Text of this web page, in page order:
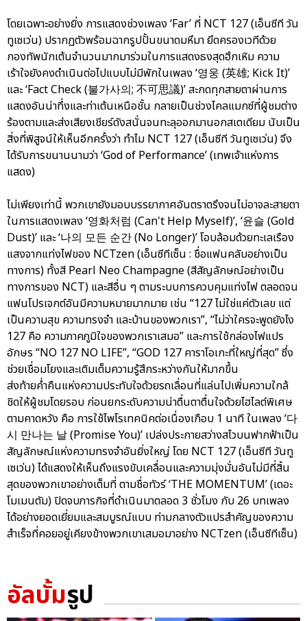
โดยเฉพาะอย่างยิ่ง การแสดงช่วงเพลง ‘Far’ ที่ NCT 127 (เอ็นซีที วัน
ทูเซเว่น) ปรากฏตัวพร้อมฉากรูปปั้นขนาดมหึมา ยึดครองเวทีด้วย
กองทัพนักเต้นจำนวนมากมาร่วมในการแสดงธงสุดฮึกเหิม ความ
เร้าใจยังคงดำเนินต่อไปแบบไม่มีพักในเพลง ‘영웅 (英雄; Kick It)’
และ ‘Fact Check (불가사의; 不可思議)’ สะกดทุกสายตาผ่านการ
แสดงอันน่าทึ่งและท่าเต้นเหนือชั้น กลายเป็นช่วงไคลแมกซ์ที่ผู้ชมต่าง
ร้องตามและส่งเสียงเชียร์ดังสนั่นจนทะลุออกมานอกสเตเดียม นับเป็น
สิ่งที่พิสูจน์ให้เห็นอีกครั้งว่า ทำไม NCT 127 (เอ็นซีที วันทูเซเว่น) จึง
ได้รับการขนานนามว่า ‘God of Performance’ (เทพเจ้าแห่งการ
แสดง)
ไม่เพียงเท่านี้ พวกเขายังมอบบรรยากาศอันตราตรึงจนไม่อาจละสายตา
ในการแสดงเพลง ‘영화처럼 (Can't Help Myself)’, ‘윤슬 (Gold
Dust)’ และ ‘나의 모든 순간 (No Longer)’ โอบล้อมด้วยทะเลเรือง
แสงจากแท่งไฟของ NCTzen (เอ็นซีทีเซ็น : ชื่อแฟนคลับอย่างเป็น
ทางการ) ทั้งสี Pearl Neo Champagne (สีสัญลักษณ์อย่างเป็น
ทางการของ NCT) และสีอื่น ๆ ตามระบบการควบคุมแท่งไฟ ตลอดจน
แฟนโปรเจกต์อันมีความหมายมากมาย เช่น “127 ไม่ใช่แค่ตัวเลข แต่
เป็นความสุข ความทรงจำ และบ้านของพวกเรา”, “ไม่ว่าใครจะพูดยังไง
127 คือ ความภาคภูมิใจของพวกเราเสมอ” และการใช้กล่องไฟแปร
อักษร “NO 127 NO LIFE”, “GOD 127 คาราโอเกะที่ใหญ่ที่สุด” ซึ่ง
ช่วยเชื่อมโยงและเติมเต็มความรู้สึกระหว่างกันให้มากขึ้น
ส่งท้ายค่ำคืนแห่งความประทับใจด้วยรถเลื่อนที่แล่นไปเพิ่มความใกล้
ชิดให้ผู้ชมโดยรอบ ก่อนยกระดับความน่าตื่นตาตื่นใจด้วยไฮไลต์พิเศษ
ตามคาดหวัง คือ การใช้ไพโรเทคนิคต่อเนื่องเกือบ 1 นาที ในเพลง ‘다
시 만나는 날 (Promise You)’ เปล่งประกายสว่างสไวบนฟากฟ้าเป็น
สัญลักษณ์แห่งความทรงจำอันยิ่งใหญ่ โดย NCT 127 (เอ็นซีที วันทู
เซเว่น) ได้แสดงให้เห็นถึงแรงขับเคลื่อนและความมุ่งมั่นอันไม่มีที่สิ้น
สุดของพวกเขาอย่างเต็มที่ ตามชื่อทัวร์ ‘THE MOMENTUM’ (เดอะ
โมเมนตัม) ปิดจบภารกิจที่ดำเนินมาตลอด 3 ชั่วโมง กับ 26 บทเพลง
ได้อย่างยอดเยี่ยมและสมบูรณ์แบบ ท่ามกลางตัวแปรสำคัญของความ
สำเร็จที่คอยอยู่เคียงข้างพวกเขาเสมอมาอย่าง NCTzen (เอ็นซีทีเซ็น)
อัลบั้มรูป